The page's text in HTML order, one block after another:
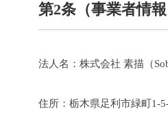
第2条（事業者情報
法人名：株式会社 素描（
住所：栃木県足利市緑町1-